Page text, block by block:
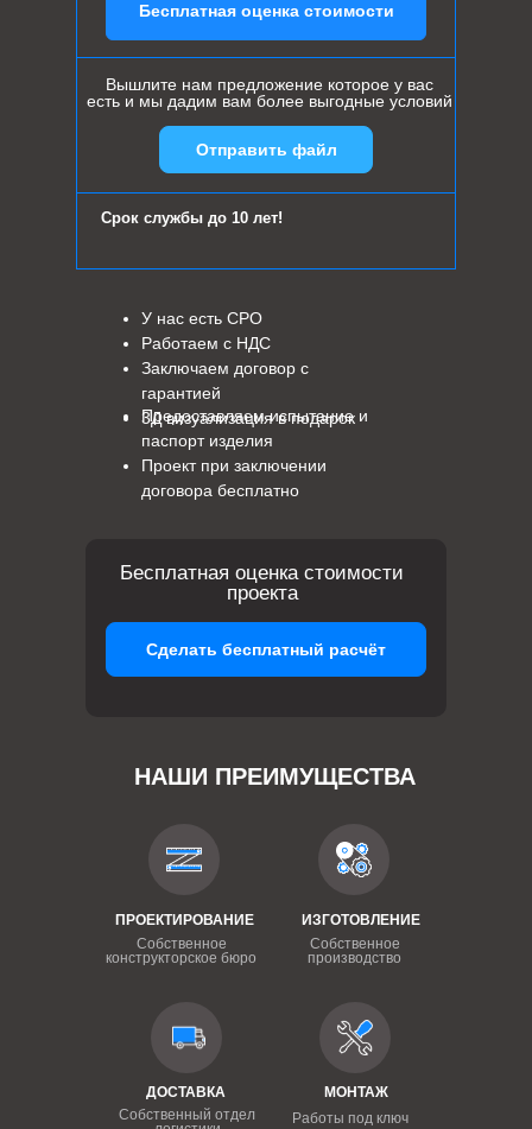
Бесплатная оценка стоимости
Вышлите нам предложение которое у вас
есть и мы дадим вам более выгодные условий
Срок службы до 10 лет!
Предоставляем испытание и
паспорт изделия
Проект при заключении
договора бесплатно
У нас есть СРО
Работаем с НДС
Заключаем договор с
гарантией
3Д визуализация в подарок
Отправить файл
НАШИ ПРЕИМУЩЕСТВА
ПРОЕКТИРОВАНИЕ
Собственное
конструкторское бюро
ИЗГОТОВЛЕНИЕ
Собственное
производство
ДОСТАВКА
Собственный отдел
МОНТАЖ
Работы под ключ
Бесплатная оценка стоимости
проекта
Сделать бесплатный расчёт